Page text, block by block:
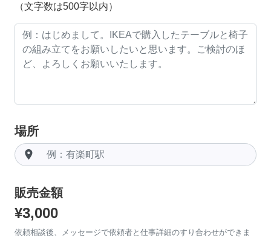
（文字数は500字以内）
場所
room
販売金額
¥3,000
依頼相談後、メッセージで依頼者と仕事詳細のすり合わせができま